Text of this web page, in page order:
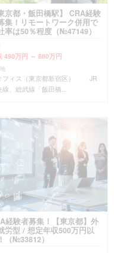
京都・飯田橋駅】 CRA経験
集！リモートワーク併用で
率は50％程度（№47149）
490万円 ～ 880万円
フィス（東京都新宿区） JR
線、総武線「飯田橋...
経験者募集！【東京都】外
労型 / 想定年収500万円以
（№33812）